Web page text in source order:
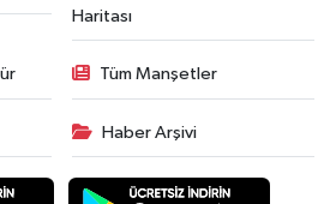
Haritası
Tüm Manşetler
Haber Arşivi